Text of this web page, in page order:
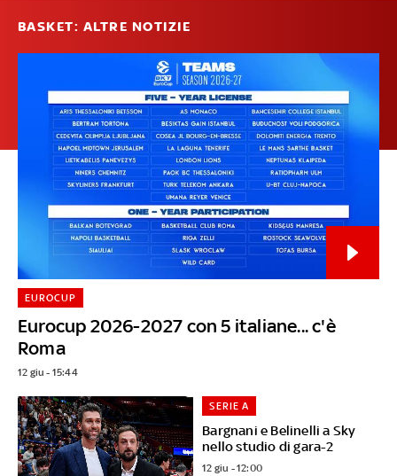
BASKET: ALTRE NOTIZIE
Eurocup 2026-2027 con 5 italiane... c'è
Roma
EUROCUP
12 giu - 15:44
Bargnani e Belinelli a Sky
nello studio di gara-2
SERIE A
12 giu - 12:00